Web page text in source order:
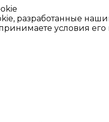
разработанные
условия